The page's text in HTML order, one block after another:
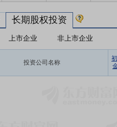
长期股权投资
上市企业 非上市企业
投资公司名称